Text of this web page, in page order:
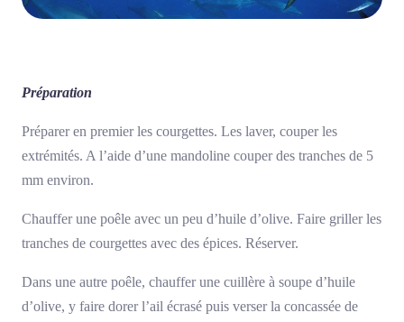
Préparation
Préparer en premier les courgettes. Les laver, couper les
extrémités. A l’aide d’une mandoline couper des tranches de 5
mm environ.
Chauffer une poêle avec un peu d’huile d’olive. Faire griller les
tranches de courgettes avec des épices. Réserver.
Dans une autre poêle, chauffer une cuillère à soupe d’huile
d’olive, y faire dorer l’ail écrasé puis verser la concassée de